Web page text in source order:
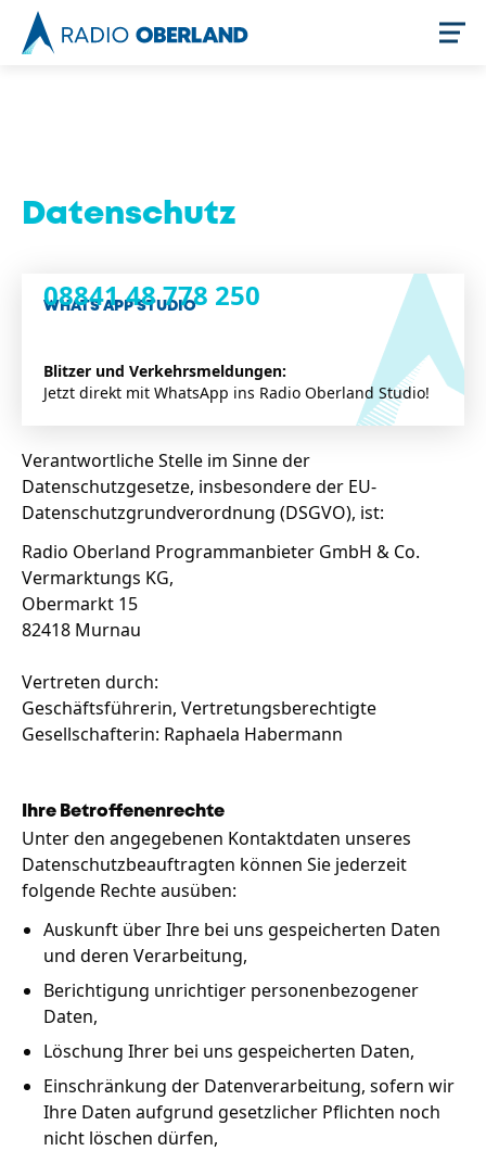
Newsreader
Stellenangebote
Unternehmen
Wandern
Team
Programm
Nachgehört
Newsletter
Zeit fürs Oberland
Handwerker
Datenschutz
WHATS APP STUDIO
08841 48 778 250
Blitzer und Verkehrsmeldungen:
Jetzt direkt mit WhatsApp ins Radio Oberland Studio!
Verantwortliche Stelle im Sinne der
Datenschutzgesetze, insbesondere der EU-
Datenschutzgrundverordnung (DSGVO), ist:
Radio Oberland Programmanbieter GmbH & Co.
Vermarktungs KG,
Obermarkt 15
82418 Murnau
Vertreten durch:
Geschäftsführerin, Vertretungsberechtigte
Gesellschafterin: Raphaela Habermann
Ihre Betroffenenrechte
Unter den angegebenen Kontaktdaten unseres
Datenschutzbeauftragten können Sie jederzeit
folgende Rechte ausüben:
Auskunft über Ihre bei uns gespeicherten Daten
und deren Verarbeitung,
Berichtigung unrichtiger personenbezogener
Daten,
Löschung Ihrer bei uns gespeicherten Daten,
Einschränkung der Datenverarbeitung, sofern wir
Ihre Daten aufgrund gesetzlicher Pflichten noch
nicht löschen dürfen,